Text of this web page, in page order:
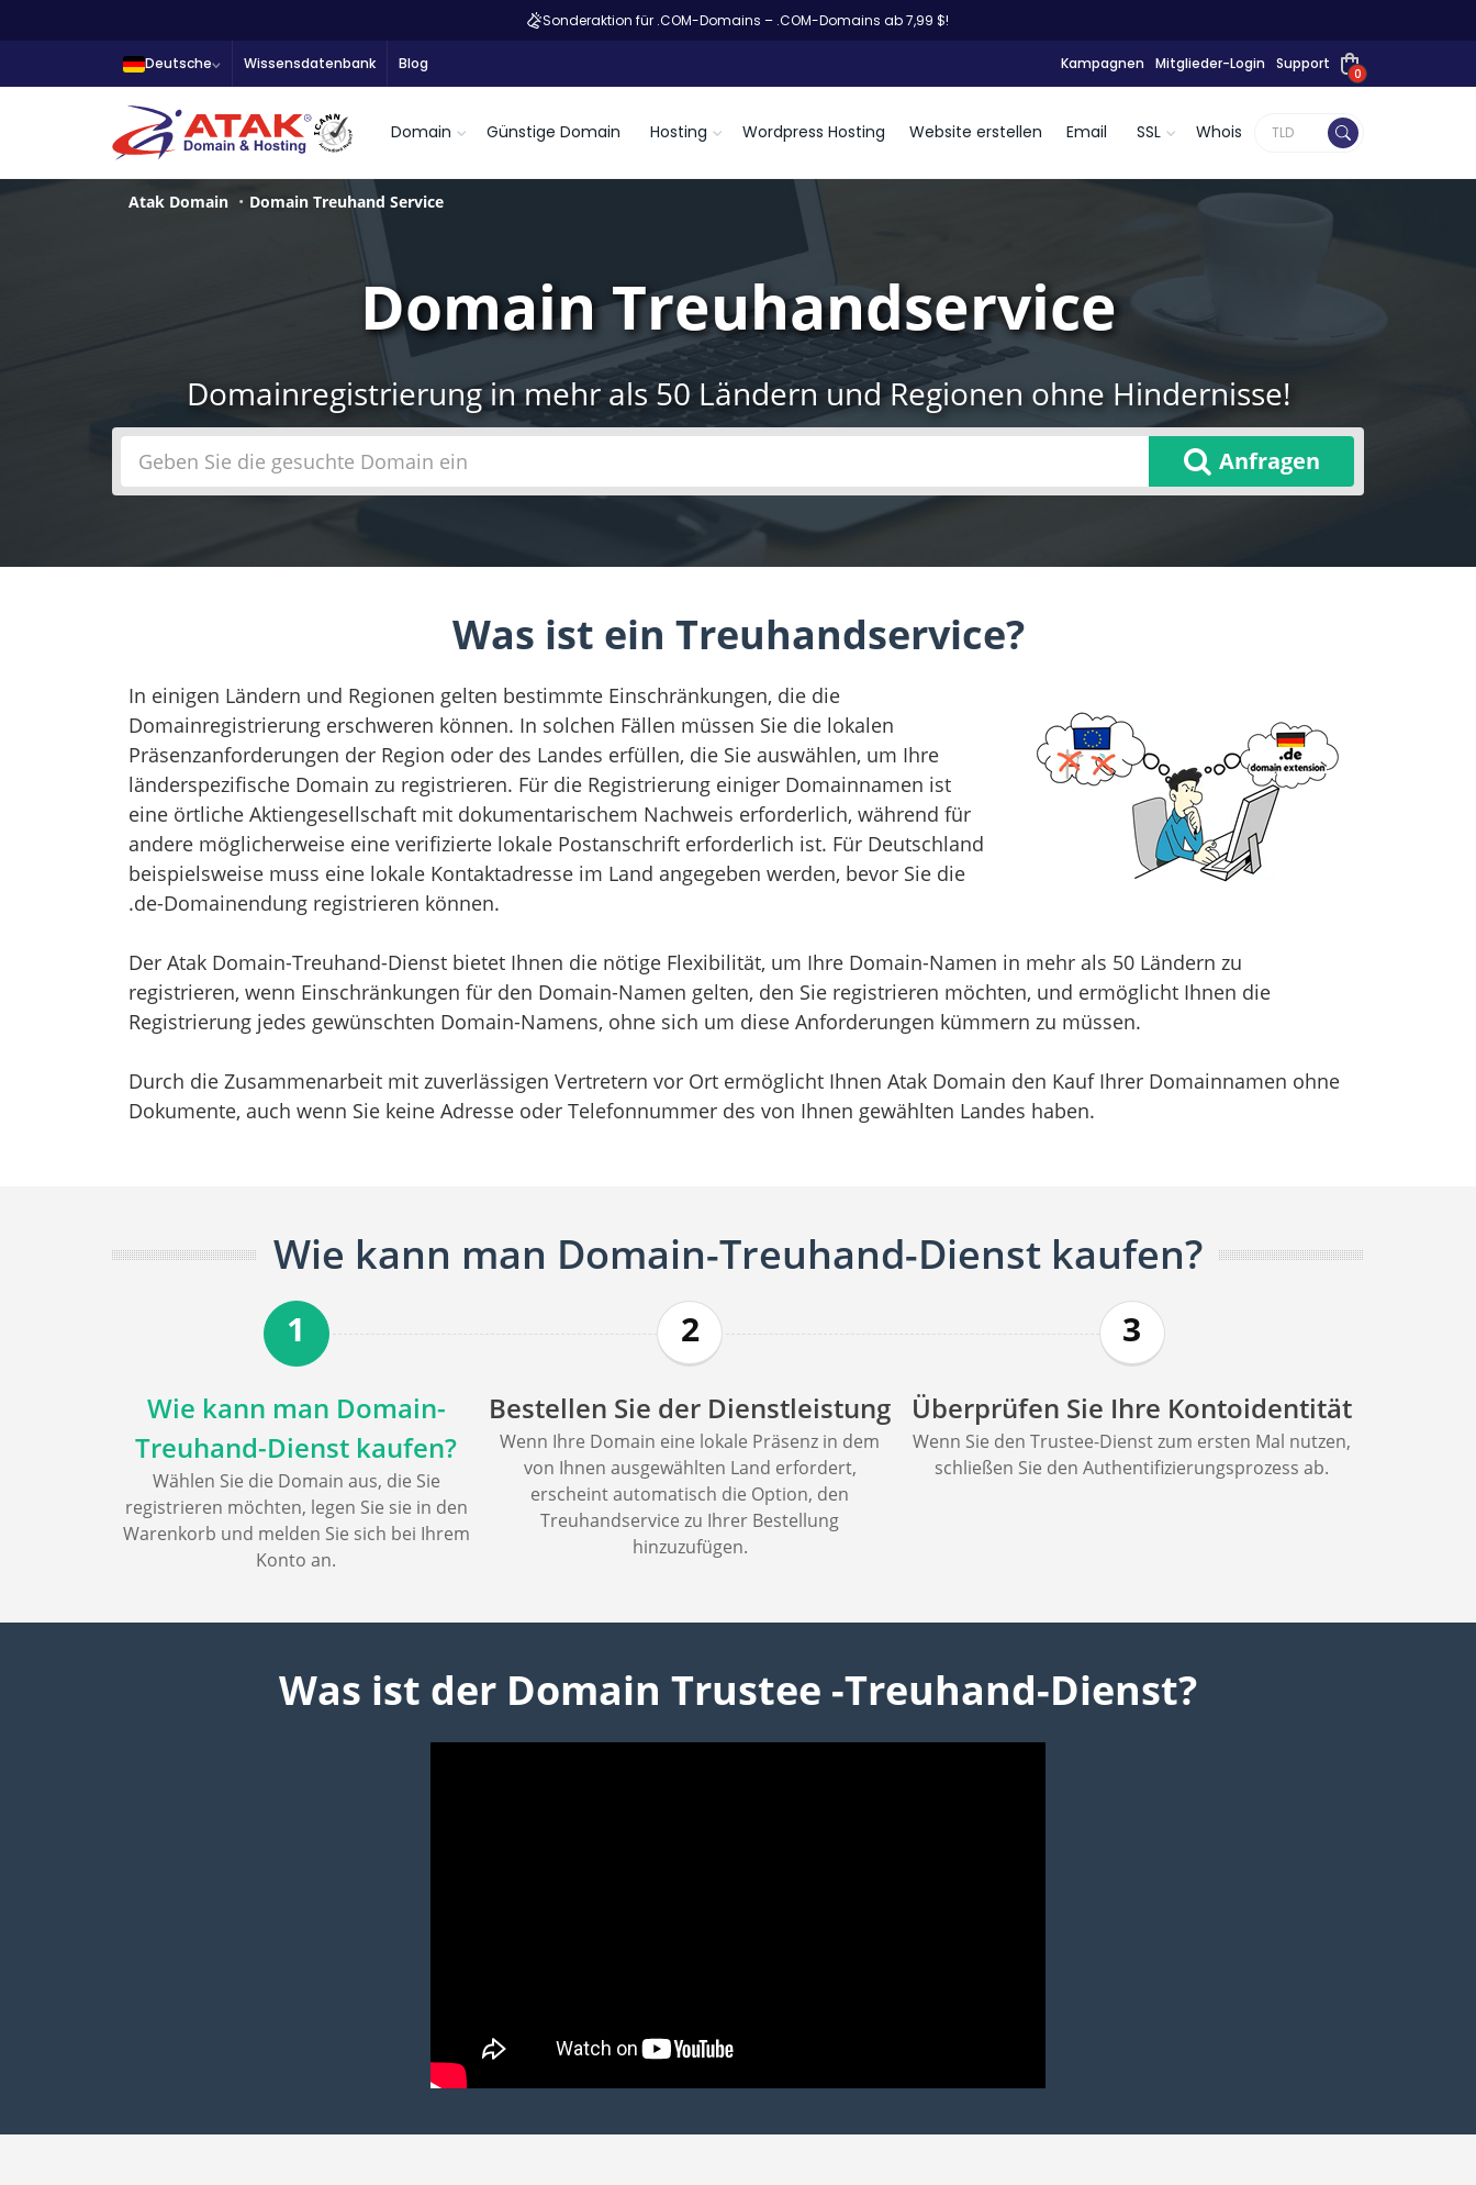
Sonderaktion für .COM-Domains – .COM-Domains ab 7,99 $!
Deutsche Wissensdatenbank Blog Kampagnen Mitglieder-Login Support
0
Domain Günstige Domain Hosting Wordpress Hosting Website erstellen Email SSL Whois
Atak Domain Domain Treuhand Service
Domain Treuhandservice
Domainregistrierung in mehr als 50 Ländern und Regionen ohne Hindernisse!
Anfragen
Was ist ein Treuhandservice?
In einigen Ländern und Regionen gelten bestimmte Einschränkungen, die die
Domainregistrierung erschweren können. In solchen Fällen müssen Sie die lokalen
Präsenzanforderungen der Region oder des Landes erfüllen, die Sie auswählen, um Ihre
länderspezifische Domain zu registrieren. Für die Registrierung einiger Domainnamen ist
eine örtliche Aktiengesellschaft mit dokumentarischem Nachweis erforderlich, während für
andere möglicherweise eine verifizierte lokale Postanschrift erforderlich ist. Für Deutschland
beispielsweise muss eine lokale Kontaktadresse im Land angegeben werden, bevor Sie die
.de-Domainendung registrieren können.
Der Atak Domain-Treuhand-Dienst bietet Ihnen die nötige Flexibilität, um Ihre Domain-Namen in mehr als 50 Ländern zu
registrieren, wenn Einschränkungen für den Domain-Namen gelten, den Sie registrieren möchten, und ermöglicht Ihnen die
Registrierung jedes gewünschten Domain-Namens, ohne sich um diese Anforderungen kümmern zu müssen.
Durch die Zusammenarbeit mit zuverlässigen Vertretern vor Ort ermöglicht Ihnen Atak Domain den Kauf Ihrer Domainnamen ohne
Dokumente, auch wenn Sie keine Adresse oder Telefonnummer des von Ihnen gewählten Landes haben.
Wie kann man Domain-Treuhand-Dienst kaufen?
1
Wie kann man Domain-
Treuhand-Dienst kaufen?
Wählen Sie die Domain aus, die Sie
registrieren möchten, legen Sie sie in den
Warenkorb und melden Sie sich bei Ihrem
Konto an.
2
Bestellen Sie der Dienstleistung
Wenn Ihre Domain eine lokale Präsenz in dem
von Ihnen ausgewählten Land erfordert,
erscheint automatisch die Option, den
Treuhandservice zu Ihrer Bestellung
hinzuzufügen.
3
Überprüfen Sie Ihre Kontoidentität
Wenn Sie den Trustee-Dienst zum ersten Mal nutzen,
schließen Sie den Authentifizierungsprozess ab.
Was ist der Domain Trustee -Treuhand-Dienst?